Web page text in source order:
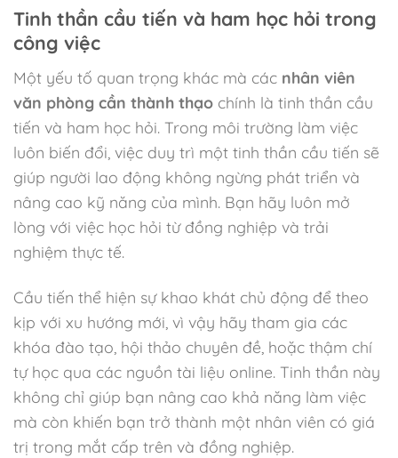
Tinh thần cầu tiến và ham học hỏi trong
công việc
Một yếu tố quan trọng khác mà các nhân viên
văn phòng cần thành thạo chính là tinh thần cầu
tiến và ham học hỏi. Trong môi trường làm việc
luôn biến đổi, việc duy trì một tinh thần cầu tiến sẽ
giúp người lao động không ngừng phát triển và
nâng cao kỹ năng của mình. Bạn hãy luôn mở
lòng với việc học hỏi từ đồng nghiệp và trải
nghiệm thực tế.
Cầu tiến thể hiện sự khao khát chủ động để theo
kịp với xu hướng mới, vì vậy hãy tham gia các
khóa đào tạo, hội thảo chuyên đề, hoặc thậm chí
tự học qua các nguồn tài liệu online. Tinh thần này
không chỉ giúp bạn nâng cao khả năng làm việc
mà còn khiến bạn trở thành một nhân viên có giá
trị trong mắt cấp trên và đồng nghiệp.